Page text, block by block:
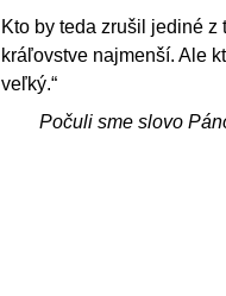
Kto by teda zrušil jediné
kráľovstve najmenší. Ale
veľký.“
Počuli sme slovo